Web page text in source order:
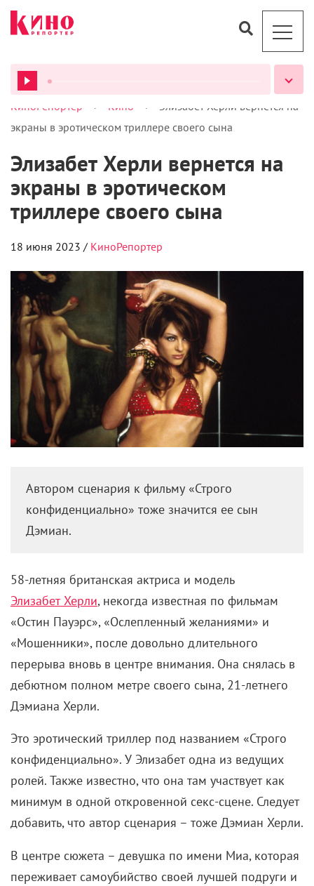
ВСЕ ПОДКАСТЫ
КиноРепортер > Кино >
Элизабет Херли вернется на
экраны в эротическом триллере своего сына
Элизабет Херли вернется на
экраны в эротическом
триллере своего сына
18 июня 2023 / КиноРепортер
Автором сценария к фильму «Строго
конфиденциально» тоже значится ее сын
Дэмиан.
58-летняя британская актриса и модель
Элизабет Херли, некогда известная по фильмам
«Остин Пауэрс», «Ослепленный желаниями» и
«Мошенники», после довольно длительного
перерыва вновь в центре внимания. Она снялась в
дебютном полном метре своего сына, 21-летнего
Дэмиана Херли.
Это эротический триллер под названием «Строго
конфиденциально». У Элизабет одна из ведущих
ролей. Также известно, что она там участвует как
минимум в одной откровенной секс-сцене. Следует
добавить, что автор сценария – тоже Дэмиан Херли.
В центре сюжета – девушка по имени Миа, которая
переживает самоубийство своей лучшей подруги и